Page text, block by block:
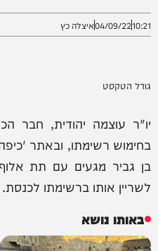
10:21
04/09/22איצלה כץ
גודל הטקסט
יו"ר עוצמה יהודית, חבר
בחימוש רשימתו, ובאתר
בן גביר מגעים עם תת
לשריין אותו ברשימתו לכנסת.
באותו נושא